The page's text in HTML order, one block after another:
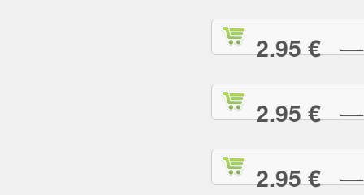
2.95 €—
2.95 €—
2.95 €—